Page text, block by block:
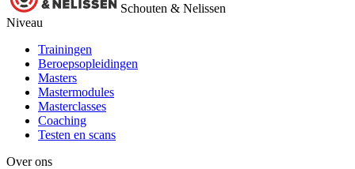
Schouten & Nelissen
Niveau
Trainingen
Beroepsopleidingen
Masters
Mastermodules
Masterclasses
Coaching
Testen en scans
Over ons